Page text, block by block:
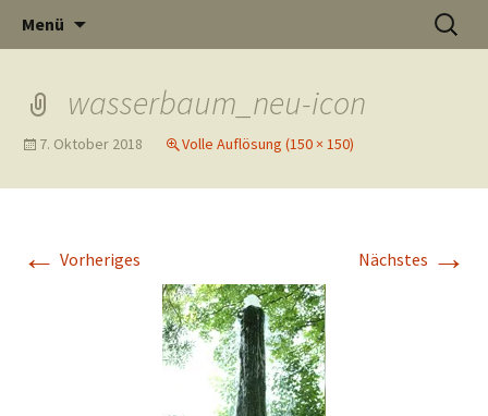
Thüste im
Internet
und
Menü
Suchen
nach:
wasserbaum_neu-icon
7. Oktober 2018 Volle Auflösung (150 × 150)
← Vorheriges Nächstes →